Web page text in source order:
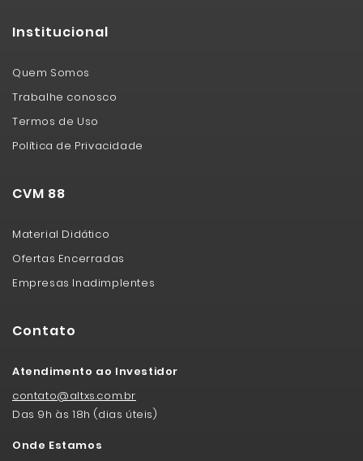
Institucional
Quem Somos
Trabalhe conosco
Termos de Uso
Política de Privacidade
CVM 88
Material Didático
Ofertas Encerradas
Empresas Inadimplentes
Contato
Atendimento ao Investidor
contato@altxs.com.br
Das 9h às 18h (dias úteis)
Onde Estamos